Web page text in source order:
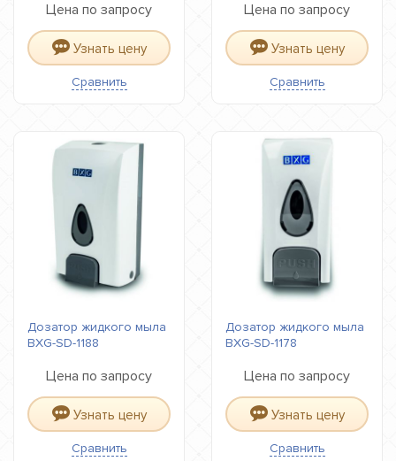
Цена по запросу
Узнать цену
Сравнить
Цена по запросу
Узнать цену
Сравнить
Дозатор жидкого мыла
BXG-SD-1188
Цена по запросу
Узнать цену
Сравнить
Дозатор жидкого мыла
BXG-SD-1178
Цена по запросу
Узнать цену
Сравнить